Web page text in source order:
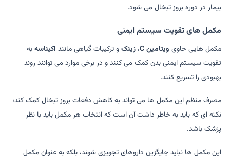
بیمار در دوره بروز تبخال می شود.
مکمل های تقویت سیستم ایمنی
مکمل هایی حاوی ویتامین C ،زینکو ترکیبات گیاهی مانند اکیناسهبه
تقویت سیستم ایمنی بدن کمک می کنند و در برخی موارد می توانند روند
بهبودی را تسریع کنند.
مصرف منظم این مکمل ها می تواند به کاهش دفعات بروز تبخال کمک کند؛
نکته ای که باید به خاطر داشت آن است که انتخاب هر مکمل باید با نظر
پزشک باشد.
این مکمل ها نباید جایگزین داروهای تجویزی شوند، بلکه به عنوان مکمل